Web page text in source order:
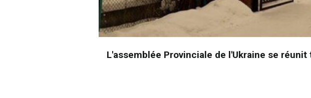
L'assemblée Provinciale de l'Ukraine se